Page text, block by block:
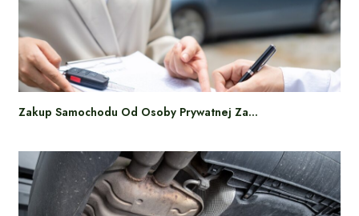
Zakup Samochodu Od Osoby Prywatnej Za…